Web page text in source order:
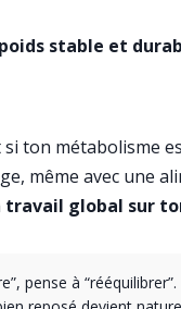
stable et
ton métabolisme
même avec une
travail global sur
pense à “rééquilibrer”.